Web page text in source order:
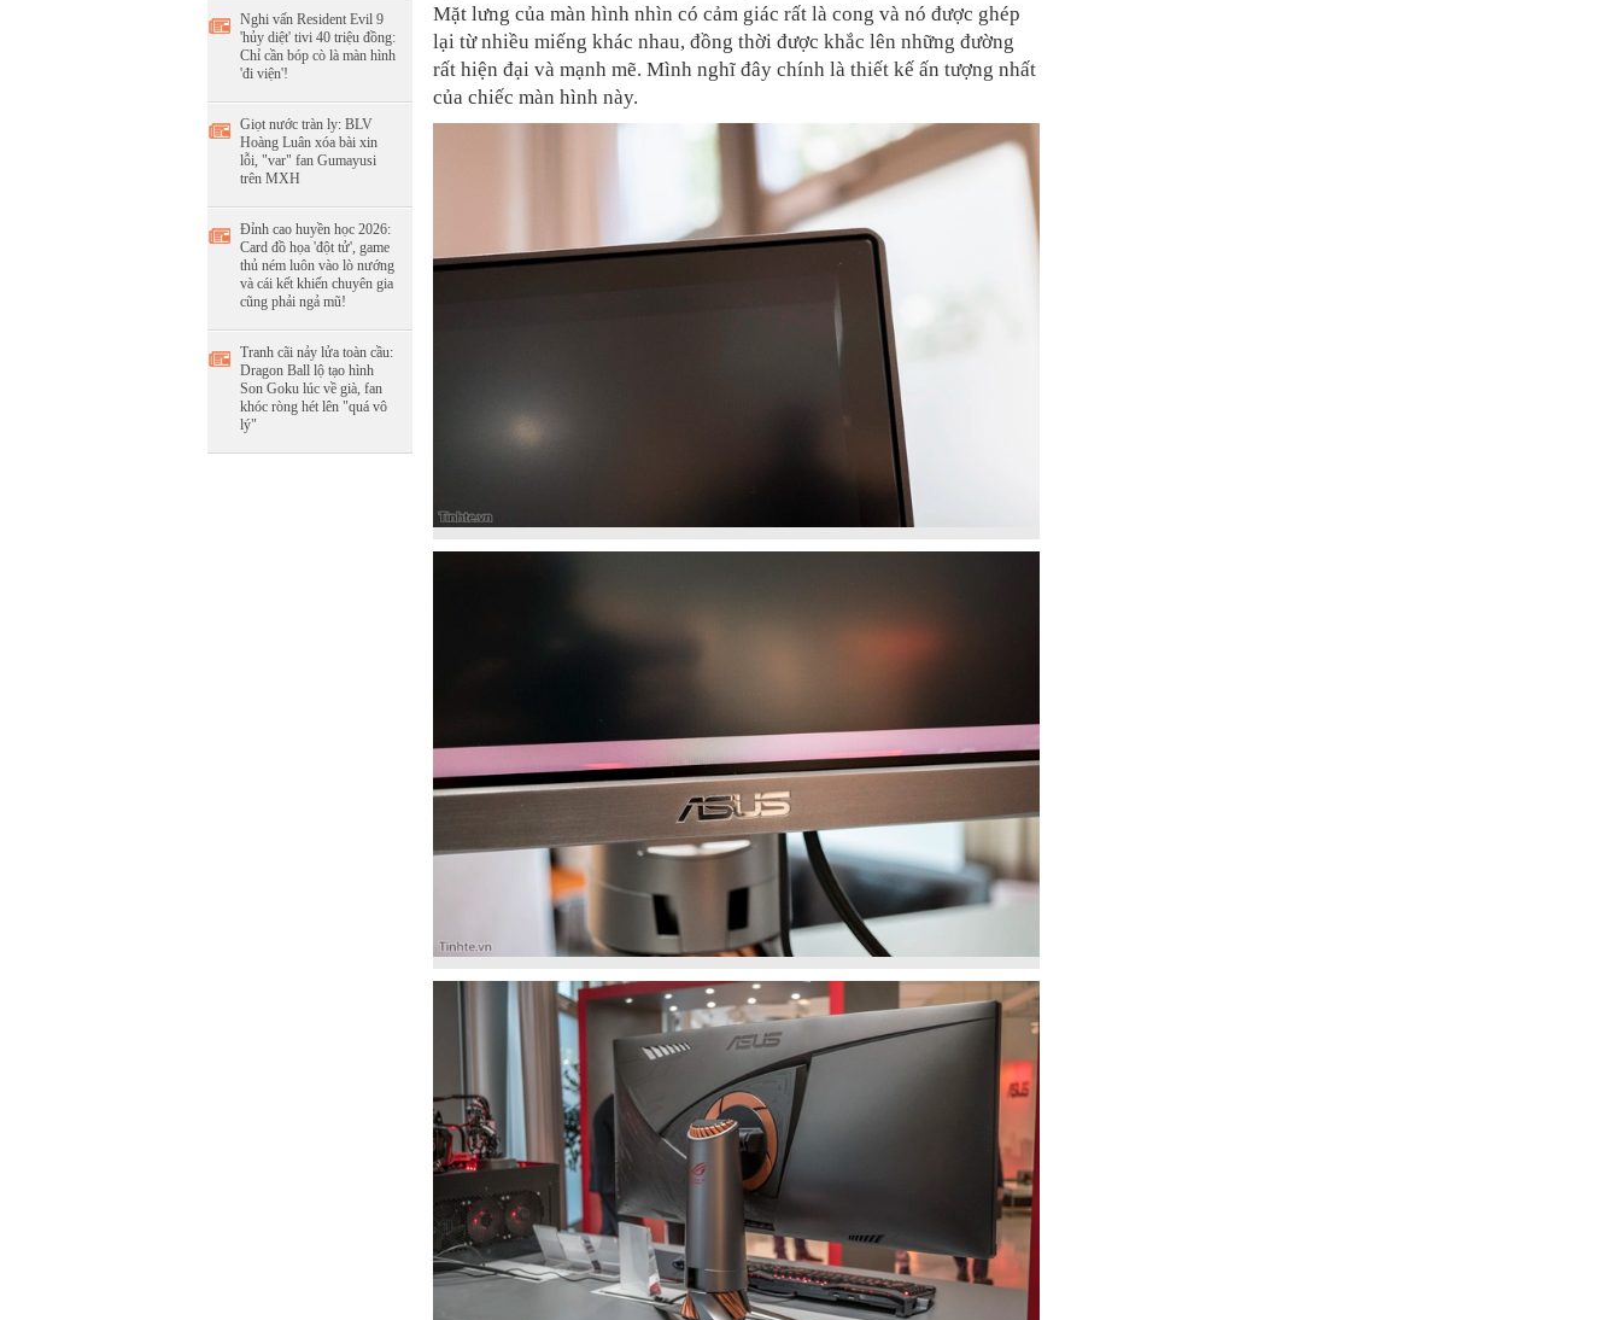
Nghi vấn Resident Evil 9
'hủy diệt' tivi 40 triệu đồng:
Chỉ cần bóp cò là màn hình
'đi viện'!
Giọt nước tràn ly: BLV
Hoàng Luân xóa bài xin
lỗi, "var" fan Gumayusi
trên MXH
Đỉnh cao huyền học 2026:
Card đồ họa 'đột tử', game
thủ ném luôn vào lò nướng
và cái kết khiến chuyên gia
cũng phải ngả mũ!
Tranh cãi nảy lửa toàn cầu:
Dragon Ball lộ tạo hình
Son Goku lúc về già, fan
khóc ròng hét lên "quá vô
lý"
Mặt lưng của màn hình nhìn có cảm giác rất là cong và nó được ghép
lại từ nhiều miếng khác nhau, đồng thời được khắc lên những đường
rất hiện đại và mạnh mẽ. Mình nghĩ đây chính là thiết kế ấn tượng nhất
của chiếc màn hình này.